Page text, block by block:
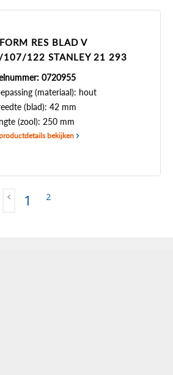
RES BLAD V
122 STANLEY 21 293
0720955
(materiaal): hout
(blad): 42 mm
(zool): 250 mm
bekijken
1 2